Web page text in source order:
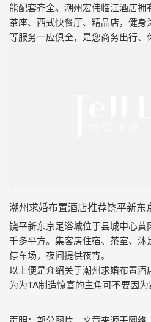
能配套齐全。潮州宏伟临江酒店
茶座、西式快餐厅、精品店，健
等服务一应俱全，是您商务出行、
潮州求婚布置酒店推荐饶平新东
饶平新东京足浴城位于县城中心
千多平方。集客房住宿、茶室、
停车场，夜间提供夜宵。
以上便是介绍关于潮州求婚布置
为为TA制造惊喜的主角可不要因